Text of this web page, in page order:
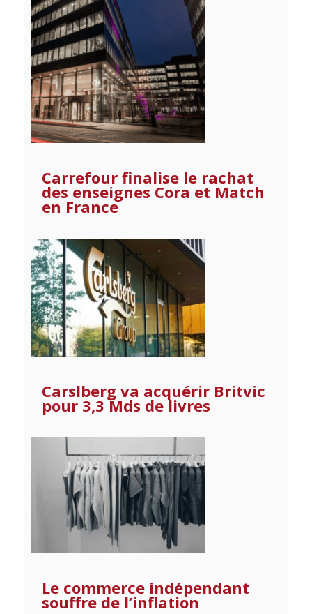
Carrefour finalise le rachat
des enseignes Cora et Match
en France
Carslberg va acquérir Britvic
pour 3,3 Mds de livres
Le commerce indépendant
souffre de l’inflation